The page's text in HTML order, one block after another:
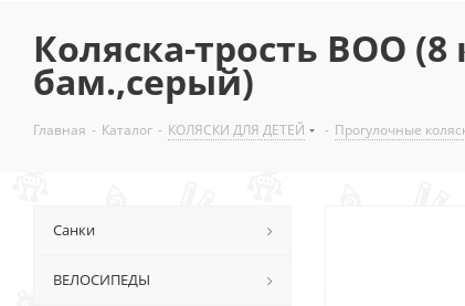
Коляска-трость BOO
бам.,серый)
Главная - Каталог - КОЛЯСКИ ДЛЯ ДЕТЕЙ - Прогулочные
Санки
ВЕЛОСИПЕДЫ